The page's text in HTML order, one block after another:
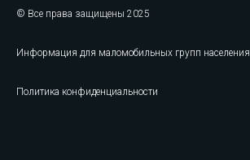
© Все права защищены 2025
Информация для маломобильных групп населения
Политика конфиденциальности